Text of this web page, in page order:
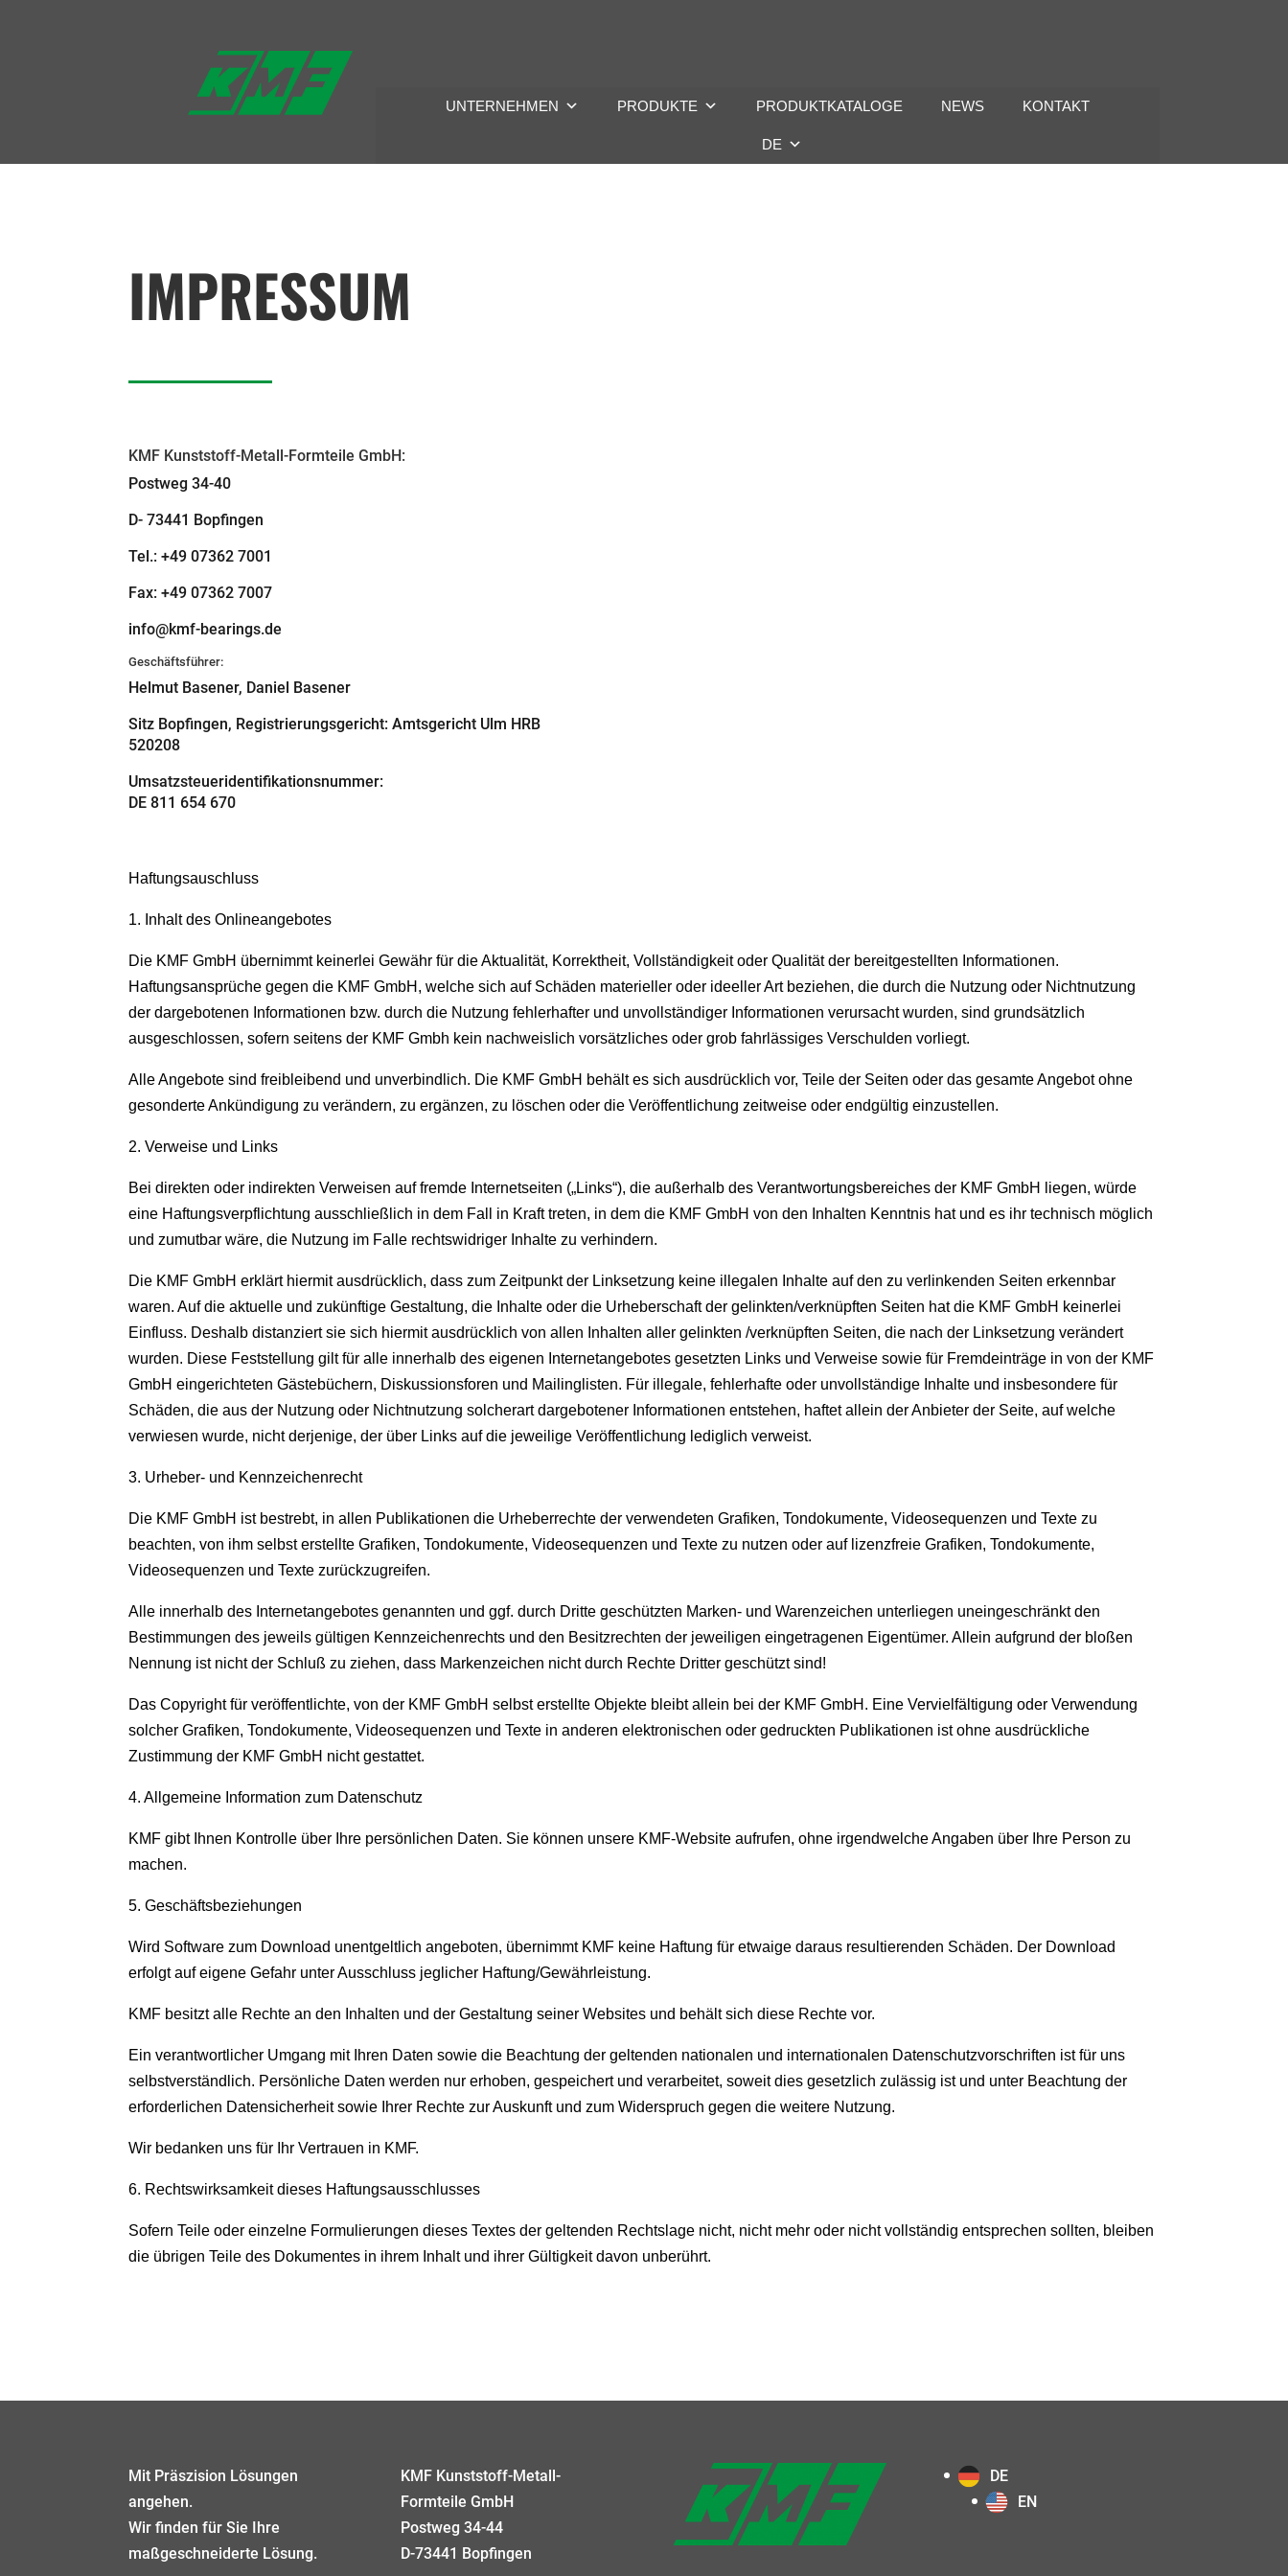
UNTERNEHMEN PRODUKTE PRODUKTKATALOGE NEWS KONTAKT
DE
IMPRESSUM
KMF Kunststoff-Metall-Formteile GmbH:
Postweg 34-40
D- 73441 Bopfingen
Tel.: +49 07362 7001
Fax: +49 07362 7007
info@kmf-bearings.de
Geschäftsführer:
Helmut Basener, Daniel Basener
Sitz Bopfingen, Registrierungsgericht: Amtsgericht Ulm HRB
520208
Umsatzsteueridentifikationsnummer:
DE 811 654 670
Haftungsauschluss
1. Inhalt des Onlineangebotes
Die KMF GmbH übernimmt keinerlei Gewähr für die Aktualität, Korrektheit, Vollständigkeit oder Qualität der bereitgestellten Informationen.
Haftungsansprüche gegen die KMF GmbH, welche sich auf Schäden materieller oder ideeller Art beziehen, die durch die Nutzung oder Nichtnutzung
der dargebotenen Informationen bzw. durch die Nutzung fehlerhafter und unvollständiger Informationen verursacht wurden, sind grundsätzlich
ausgeschlossen, sofern seitens der KMF Gmbh kein nachweislich vorsätzliches oder grob fahrlässiges Verschulden vorliegt.
Alle Angebote sind freibleibend und unverbindlich. Die KMF GmbH behält es sich ausdrücklich vor, Teile der Seiten oder das gesamte Angebot ohne
gesonderte Ankündigung zu verändern, zu ergänzen, zu löschen oder die Veröffentlichung zeitweise oder endgültig einzustellen.
2. Verweise und Links
Bei direkten oder indirekten Verweisen auf fremde Internetseiten („Links“), die außerhalb des Verantwortungsbereiches der KMF GmbH liegen, würde
eine Haftungsverpflichtung ausschließlich in dem Fall in Kraft treten, in dem die KMF GmbH von den Inhalten Kenntnis hat und es ihr technisch möglich
und zumutbar wäre, die Nutzung im Falle rechtswidriger Inhalte zu verhindern.
Die KMF GmbH erklärt hiermit ausdrücklich, dass zum Zeitpunkt der Linksetzung keine illegalen Inhalte auf den zu verlinkenden Seiten erkennbar
waren. Auf die aktuelle und zukünftige Gestaltung, die Inhalte oder die Urheberschaft der gelinkten/verknüpften Seiten hat die KMF GmbH keinerlei
Einfluss. Deshalb distanziert sie sich hiermit ausdrücklich von allen Inhalten aller gelinkten /verknüpften Seiten, die nach der Linksetzung verändert
wurden. Diese Feststellung gilt für alle innerhalb des eigenen Internetangebotes gesetzten Links und Verweise sowie für Fremdeinträge in von der KMF
GmbH eingerichteten Gästebüchern, Diskussionsforen und Mailinglisten. Für illegale, fehlerhafte oder unvollständige Inhalte und insbesondere für
Schäden, die aus der Nutzung oder Nichtnutzung solcherart dargebotener Informationen entstehen, haftet allein der Anbieter der Seite, auf welche
verwiesen wurde, nicht derjenige, der über Links auf die jeweilige Veröffentlichung lediglich verweist.
3. Urheber- und Kennzeichenrecht
Die KMF GmbH ist bestrebt, in allen Publikationen die Urheberrechte der verwendeten Grafiken, Tondokumente, Videosequenzen und Texte zu
beachten, von ihm selbst erstellte Grafiken, Tondokumente, Videosequenzen und Texte zu nutzen oder auf lizenzfreie Grafiken, Tondokumente,
Videosequenzen und Texte zurückzugreifen.
Alle innerhalb des Internetangebotes genannten und ggf. durch Dritte geschützten Marken- und Warenzeichen unterliegen uneingeschränkt den
Bestimmungen des jeweils gültigen Kennzeichenrechts und den Besitzrechten der jeweiligen eingetragenen Eigentümer. Allein aufgrund der bloßen
Nennung ist nicht der Schluß zu ziehen, dass Markenzeichen nicht durch Rechte Dritter geschützt sind!
Das Copyright für veröffentlichte, von der KMF GmbH selbst erstellte Objekte bleibt allein bei der KMF GmbH. Eine Vervielfältigung oder Verwendung
solcher Grafiken, Tondokumente, Videosequenzen und Texte in anderen elektronischen oder gedruckten Publikationen ist ohne ausdrückliche
Zustimmung der KMF GmbH nicht gestattet.
4. Allgemeine Information zum Datenschutz
KMF gibt Ihnen Kontrolle über Ihre persönlichen Daten. Sie können unsere KMF-Website aufrufen, ohne irgendwelche Angaben über Ihre Person zu
machen.
5. Geschäftsbeziehungen
Wird Software zum Download unentgeltlich angeboten, übernimmt KMF keine Haftung für etwaige daraus resultierenden Schäden. Der Download
erfolgt auf eigene Gefahr unter Ausschluss jeglicher Haftung/Gewährleistung.
KMF besitzt alle Rechte an den Inhalten und der Gestaltung seiner Websites und behält sich diese Rechte vor.
Ein verantwortlicher Umgang mit Ihren Daten sowie die Beachtung der geltenden nationalen und internationalen Datenschutzvorschriften ist für uns
selbstverständlich. Persönliche Daten werden nur erhoben, gespeichert und verarbeitet, soweit dies gesetzlich zulässig ist und unter Beachtung der
erforderlichen Datensicherheit sowie Ihrer Rechte zur Auskunft und zum Widerspruch gegen die weitere Nutzung.
Wir bedanken uns für Ihr Vertrauen in KMF.
6. Rechtswirksamkeit dieses Haftungsausschlusses
Sofern Teile oder einzelne Formulierungen dieses Textes der geltenden Rechtslage nicht, nicht mehr oder nicht vollständig entsprechen sollten, bleiben
die übrigen Teile des Dokumentes in ihrem Inhalt und ihrer Gültigkeit davon unberührt.
Mit Präszision Lösungen
angehen.
Wir finden für Sie Ihre
maßgeschneiderte Lösung.
KMF Kunststoff-Metall-
Formteile GmbH
Postweg 34-44
D-73441 Bopfingen
DE
EN